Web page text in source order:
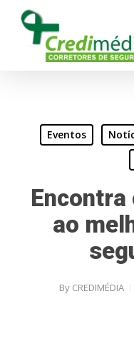
Eventos
ao
By CREDIMÉDIA